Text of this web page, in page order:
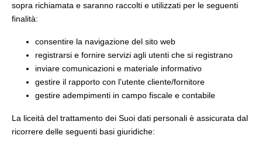
sopra richiamata e saranno raccolti e utilizzati per le seguenti
finalità:
consentire la navigazione del sito web
registrarsi e fornire servizi agli utenti che si registrano
inviare comunicazioni e materiale informativo
gestire il rapporto con l’utente cliente/fornitore
gestire adempimenti in campo fiscale e contabile
La liceità del trattamento dei Suoi dati personali è assicurata dal
ricorrere delle seguenti basi giuridiche: